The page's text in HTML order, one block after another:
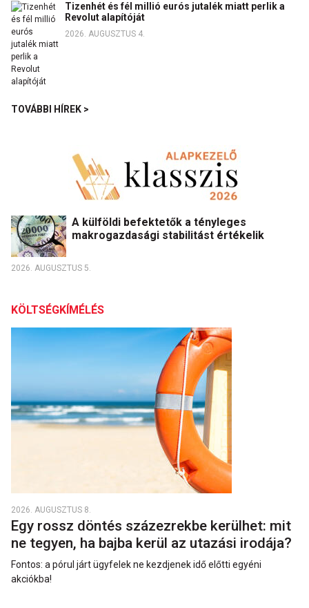
Tizenhét és fél millió eurós jutalék miatt perlik a
Revolut alapítóját
2026. AUGUSZTUS 4.
TOVÁBBI HÍREK >
A külföldi befektetők a tényleges
makrogazdasági stabilitást értékelik
2026. AUGUSZTUS 5.
KÖLTSÉGKÍMÉLÉS
2026. AUGUSZTUS 8.
Egy rossz döntés százezrekbe kerülhet: mit
ne tegyen, ha bajba kerül az utazási irodája?
Fontos: a pórul járt ügyfelek ne kezdjenek idő előtti egyéni
akciókba!